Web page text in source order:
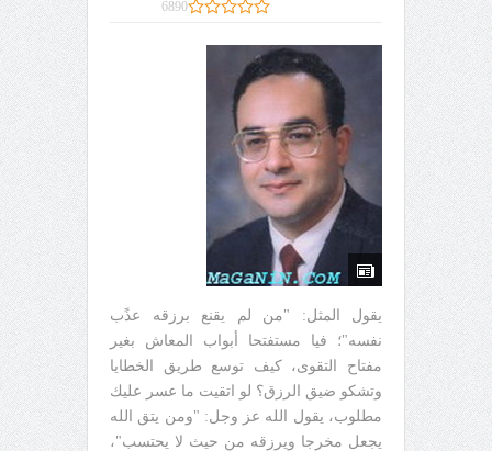
6890
يقول المثل: "من لم يقنع برزقه عذًب
نفسه"؛ فيا مستفتحا أبواب المعاش بغير
مفتاح التقوى، كيف توسع طريق الخطايا
وتشكو ضيق الرزق؟ لو اتقيت ما عسر عليك
مطلوب، يقول الله عز وجل: "ومن يتق الله
يجعل مخرجا ويرزقه من حيث لا يحتسب"،